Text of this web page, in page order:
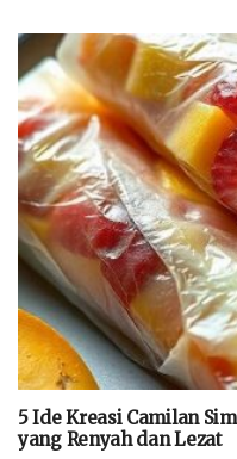
5 Ide Kreasi Camilan
yang Renyah dan Lezat